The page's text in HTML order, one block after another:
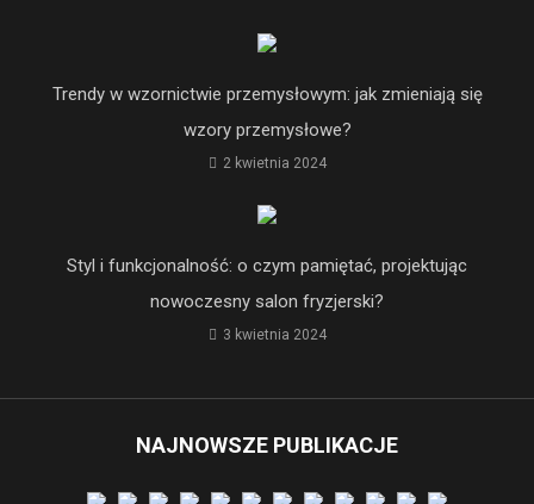
Trendy w wzornictwie przemysłowym: jak zmieniają się
wzory przemysłowe?
Styl i funkcjonalność: o czym pamiętać, projektując
nowoczesny salon fryzjerski?